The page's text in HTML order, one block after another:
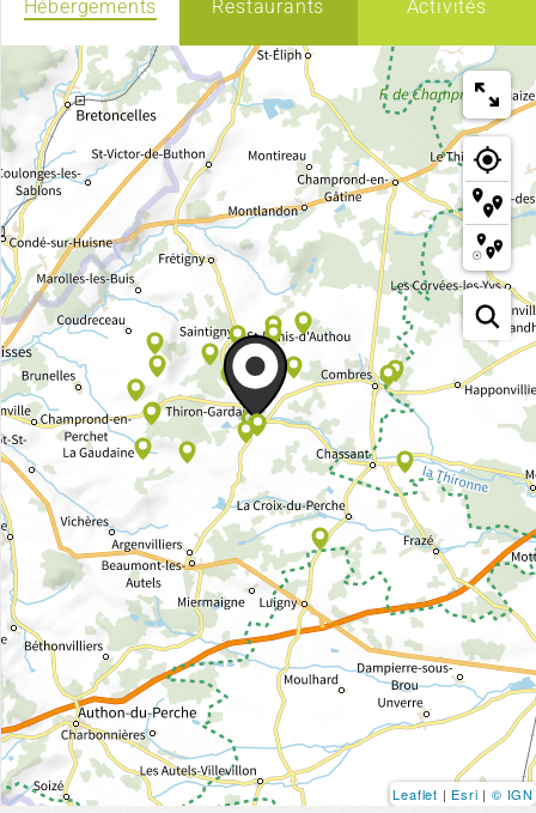
Hébergements Restaurants Activités
Leaflet | Esri | © IGN